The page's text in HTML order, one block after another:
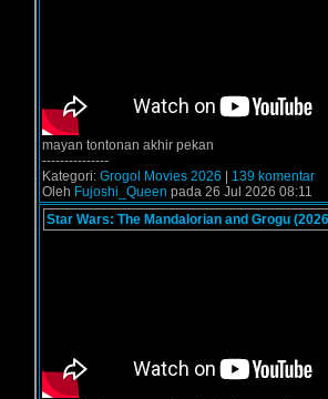
mayan tontonan akhir pekan
---------------
Kategori: Grogol Movies 2026
139 komentar
Oleh Fujoshi_Queen pada 26 Jul 2026 08:11
Star Wars: The Mandalorian and Grogu